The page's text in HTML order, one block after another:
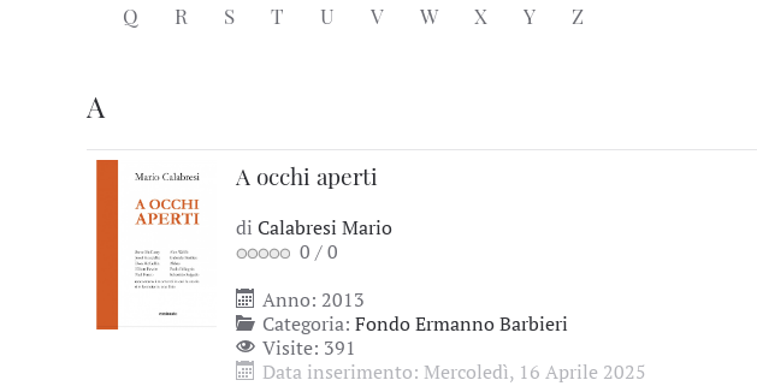
Q R S T U V W X Y Z
A
A occhi aperti
di Calabresi Mario
0 /0
Anno: 2013
Categoria: Fondo Ermanno Barbieri
Visite: 391
Data inserimento: Mercoledì, 16 Aprile 2025